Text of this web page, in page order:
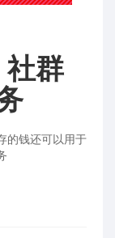
社群
的钱还可以用于